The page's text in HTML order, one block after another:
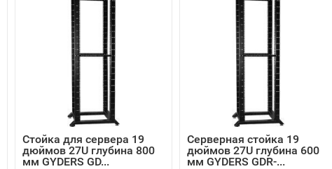
Стойка для сервера 19
дюймов 27U глубина 800
мм GYDERS GD...
Серверная стойка 19
дюймов 27U глубина 600
мм GYDERS GDR-...